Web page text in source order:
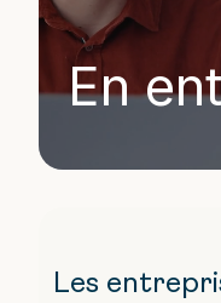
En
Les